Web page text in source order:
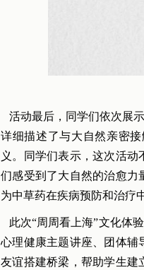
活动最后，同学们依次展
详细描述了与大自然亲密
义。同学们表示，这次活
们感受到了大自然的治愈力
为中草药在疾病预防和治疗
此次“周周看上海”文化体
心理健康主题讲座、团体辅
友谊搭建桥梁，帮助学生建